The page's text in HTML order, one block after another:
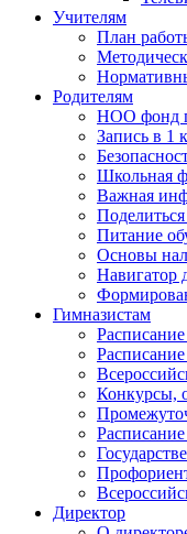
Учителям
План
Родителям
НОО фонд
Запись в 1
Школьная
Важная
Питание
Основы
Навигатор
Гимназистам
Конкурсы,
Директор